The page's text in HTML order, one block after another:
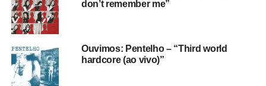
consegue deixar de dar opinião. Tragédias sociais e
políticas, do povo sendo transformado em lixo, tomam
conta deMRV, Lumempartidarismo
brasileiro– essa última em clima noventista, que surge
também em Rotina.
don’t remember me”
Ouvimos: Pentelho – “Third world
hardcore (ao vivo)”